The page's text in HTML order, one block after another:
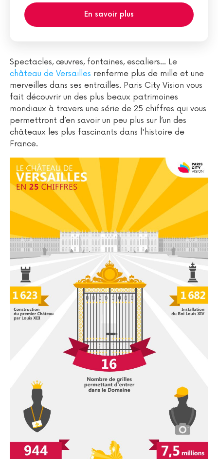
En savoir plus
Spectacles, œuvres, fontaines, escaliers… Le
château de Versailles renferme plus de mille et une
merveilles dans ses entrailles. Paris City Vision vous
fait découvrir un des plus beaux patrimoines
mondiaux à travers une série de 25 chiffres qui vous
permettront d’en savoir un peu plus sur l’un des
châteaux les plus fascinants dans l'histoire de
France.